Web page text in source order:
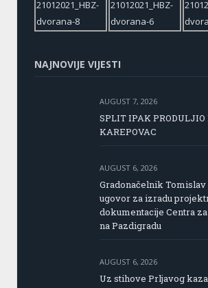
NAJNOVIJE VIJESTI
AUGUST 7, 2026
SPLIT IPAK PRODULJIO
KAREPOVAC
AUGUST 6, 2026
Gradonačelnik Tomislav
ugovor za izradu
dokumentacije Centra
na Pazdigradu
AUGUST 6, 2026
Uz stihove Prljavog